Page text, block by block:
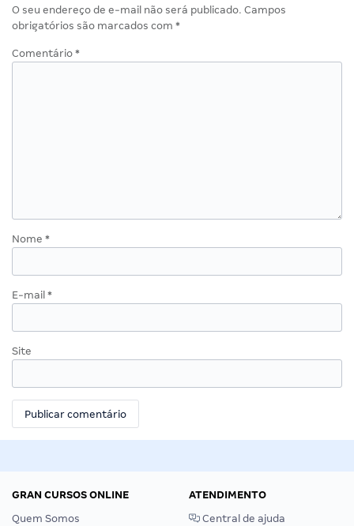
O seu endereço de e-mail não será publicado. Campos
obrigatórios são marcados com *
Comentário *
Nome *
E-mail *
Site
GRAN CURSOS ONLINE
Quem Somos
ATENDIMENTO
Central de ajuda